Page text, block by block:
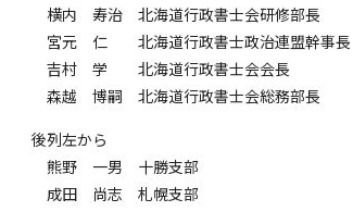
横内 寿治 北海道行政書士会研修部長
宮元 仁 北海道行政書士政治連盟幹事長（
吉村 学 北海道行政書士会会長
森越 博嗣 北海道行政書士会総務部長
後列左から
熊野 一男 十勝支部
成田 尚志 札幌支部